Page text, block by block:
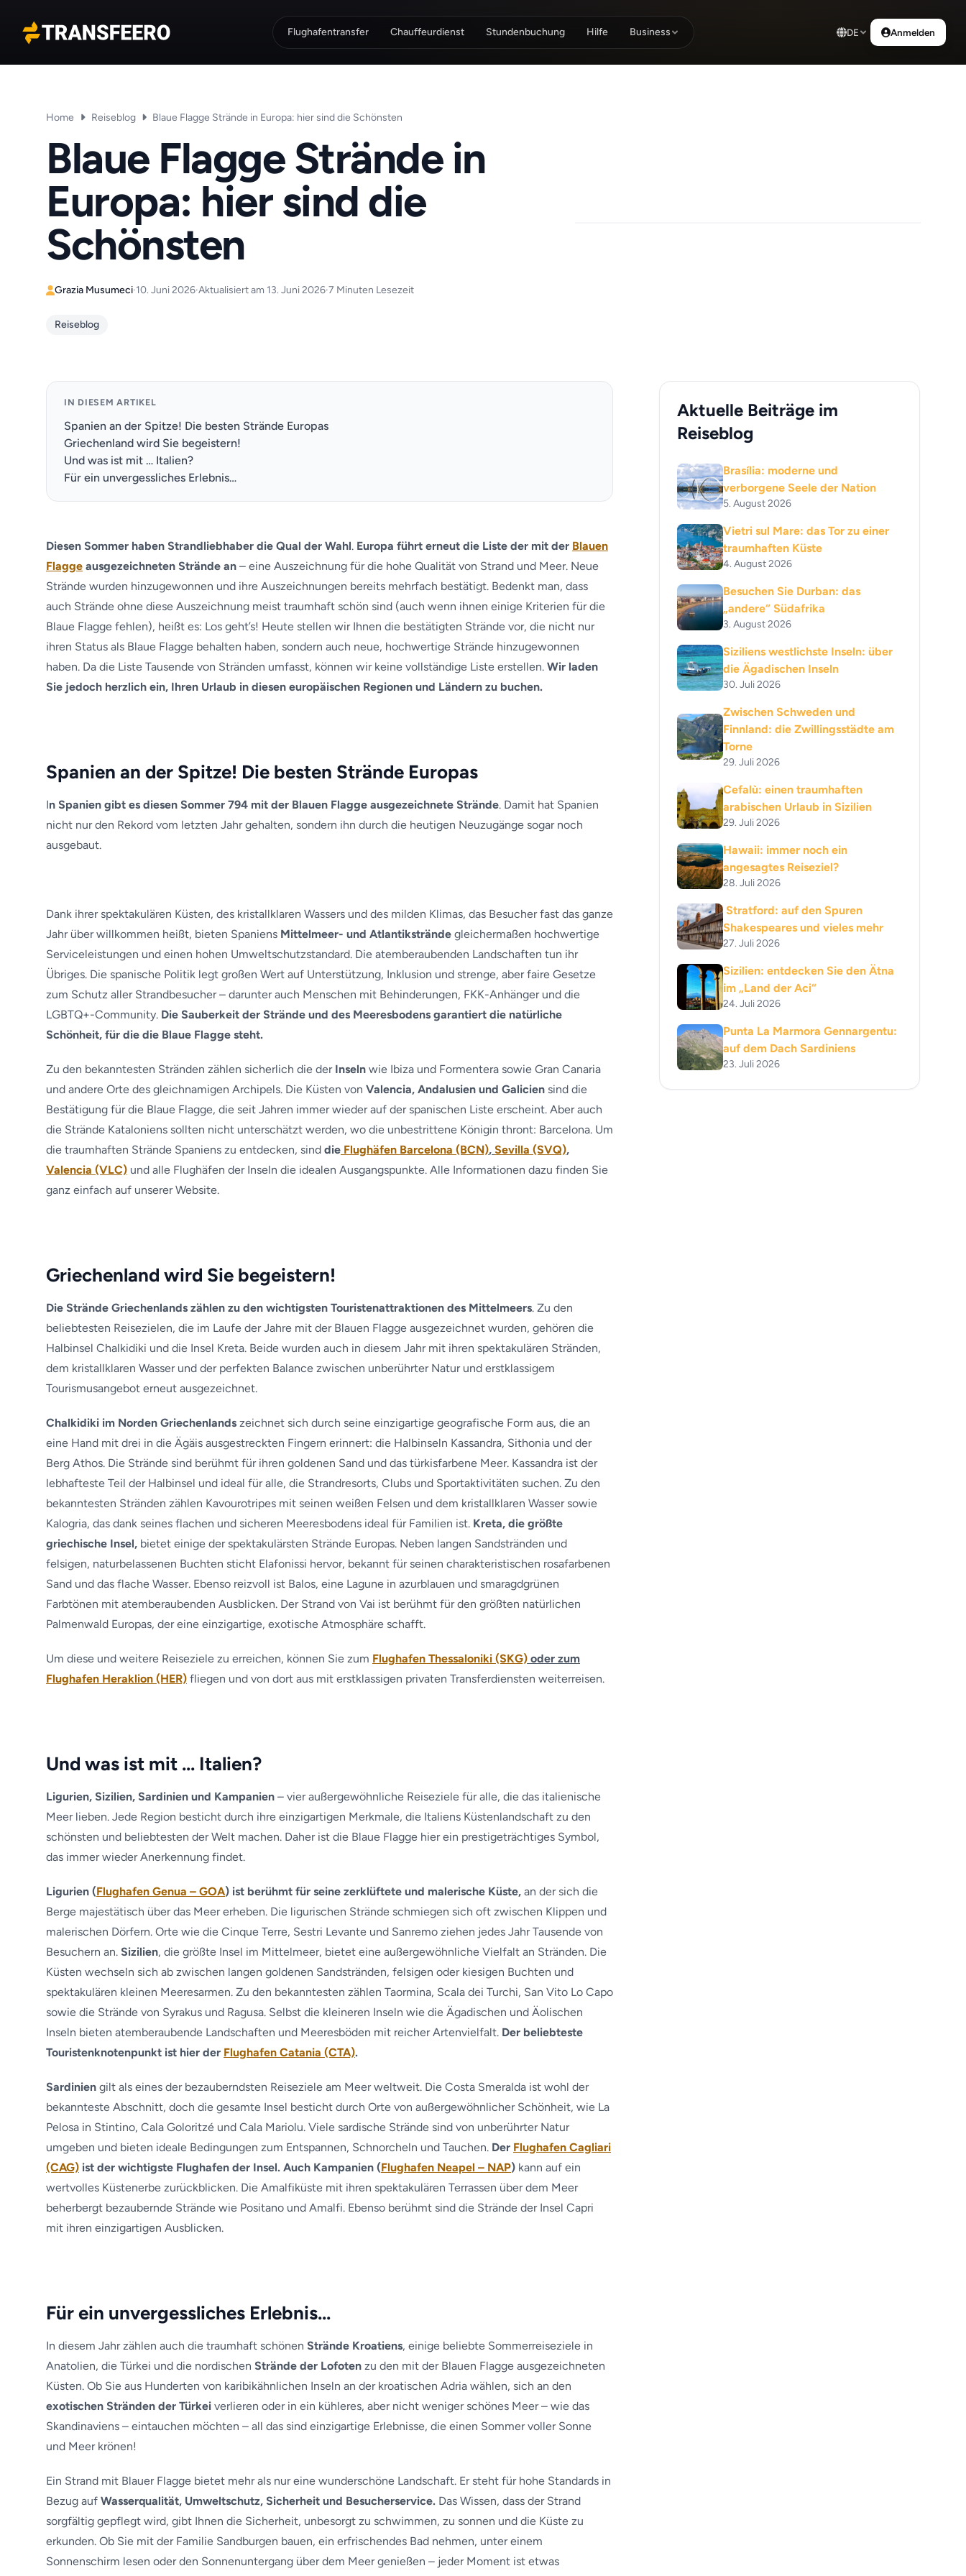
Transfeero
Flughafentransfer Chauffeurdienst Stundenbuchung Hilfe Business DE Anmelden
Home Reiseblog Blaue Flagge Strände in Europa: hier sind die Schönsten
Blaue Flagge Strände in
Europa: hier sind die
Schönsten
Grazia Musumeci·10. Juni 2026·Aktualisiert am 13. Juni 2026·7 Minuten Lesezeit
Reiseblog
IN DIESEM ARTIKEL
Spanien an der Spitze! Die besten Strände Europas
Griechenland wird Sie begeistern!
Und was ist mit … Italien?
Für ein unvergessliches Erlebnis…
Diesen Sommer haben Strandliebhaber die Qual der Wahl. Europa führt erneut die Liste der mit der Blauen
Flagge ausgezeichneten Strände an – eine Auszeichnung für die hohe Qualität von Strand und Meer. Neue
Strände wurden hinzugewonnen und ihre Auszeichnungen bereits mehrfach bestätigt. Bedenkt man, dass
auch Strände ohne diese Auszeichnung meist traumhaft schön sind (auch wenn ihnen einige Kriterien für die
Blaue Flagge fehlen), heißt es: Los geht’s! Heute stellen wir Ihnen die bestätigten Strände vor, die nicht nur
ihren Status als Blaue Flagge behalten haben, sondern auch neue, hochwertige Strände hinzugewonnen
haben. Da die Liste Tausende von Stränden umfasst, können wir keine vollständige Liste erstellen. Wir laden
Sie jedoch herzlich ein, Ihren Urlaub in diesen europäischen Regionen und Ländern zu buchen.
Spanien an der Spitze! Die besten Strände Europas
In Spanien gibt es diesen Sommer 794 mit der Blauen Flagge ausgezeichnete Strände. Damit hat Spanien
nicht nur den Rekord vom letzten Jahr gehalten, sondern ihn durch die heutigen Neuzugänge sogar noch
ausgebaut.
Dank ihrer spektakulären Küsten, des kristallklaren Wassers und des milden Klimas, das Besucher fast das ganze
Jahr über willkommen heißt, bieten Spaniens Mittelmeer- und Atlantikstrände gleichermaßen hochwertige
Serviceleistungen und einen hohen Umweltschutzstandard. Die atemberaubenden Landschaften tun ihr
Übriges. Die spanische Politik legt großen Wert auf Unterstützung, Inklusion und strenge, aber faire Gesetze
zum Schutz aller Strandbesucher – darunter auch Menschen mit Behinderungen, FKK-Anhänger und die
LGBTQ+-Community. Die Sauberkeit der Strände und des Meeresbodens garantiert die natürliche
Schönheit, für die die Blaue Flagge steht.
Zu den bekanntesten Stränden zählen sicherlich die der Inseln wie Ibiza und Formentera sowie Gran Canaria
und andere Orte des gleichnamigen Archipels. Die Küsten von Valencia, Andalusien und Galicien sind die
Bestätigung für die Blaue Flagge, die seit Jahren immer wieder auf der spanischen Liste erscheint. Aber auch
die Strände Kataloniens sollten nicht unterschätzt werden, wo die unbestrittene Königin thront: Barcelona. Um
die traumhaften Strände Spaniens zu entdecken, sind die Flughäfen Barcelona (BCN), Sevilla (SVQ),
Valencia (VLC) und alle Flughäfen der Inseln die idealen Ausgangspunkte. Alle Informationen dazu finden Sie
ganz einfach auf unserer Website.
Griechenland wird Sie begeistern!
Die Strände Griechenlands zählen zu den wichtigsten Touristenattraktionen des Mittelmeers. Zu den
beliebtesten Reisezielen, die im Laufe der Jahre mit der Blauen Flagge ausgezeichnet wurden, gehören die
Halbinsel Chalkidiki und die Insel Kreta. Beide wurden auch in diesem Jahr mit ihren spektakulären Stränden,
dem kristallklaren Wasser und der perfekten Balance zwischen unberührter Natur und erstklassigem
Tourismusangebot erneut ausgezeichnet.
Chalkidiki im Norden Griechenlands zeichnet sich durch seine einzigartige geografische Form aus, die an
eine Hand mit drei in die Ägäis ausgestreckten Fingern erinnert: die Halbinseln Kassandra, Sithonia und der
Berg Athos. Die Strände sind berühmt für ihren goldenen Sand und das türkisfarbene Meer. Kassandra ist der
lebhafteste Teil der Halbinsel und ideal für alle, die Strandresorts, Clubs und Sportaktivitäten suchen. Zu den
bekanntesten Stränden zählen Kavourotripes mit seinen weißen Felsen und dem kristallklaren Wasser sowie
Kalogria, das dank seines flachen und sicheren Meeresbodens ideal für Familien ist. Kreta, die größte
griechische Insel, bietet einige der spektakulärsten Strände Europas. Neben langen Sandstränden und
felsigen, naturbelassenen Buchten sticht Elafonissi hervor, bekannt für seinen charakteristischen rosafarbenen
Sand und das flache Wasser. Ebenso reizvoll ist Balos, eine Lagune in azurblauen und smaragdgrünen
Farbtönen mit atemberaubenden Ausblicken. Der Strand von Vai ist berühmt für den größten natürlichen
Palmenwald Europas, der eine einzigartige, exotische Atmosphäre schafft.
Um diese und weitere Reiseziele zu erreichen, können Sie zum Flughafen Thessaloniki (SKG) oder zum
Flughafen Heraklion (HER) fliegen und von dort aus mit erstklassigen privaten Transferdiensten weiterreisen.
Und was ist mit … Italien?
Ligurien, Sizilien, Sardinien und Kampanien – vier außergewöhnliche Reiseziele für alle, die das italienische
Meer lieben. Jede Region besticht durch ihre einzigartigen Merkmale, die Italiens Küstenlandschaft zu den
schönsten und beliebtesten der Welt machen. Daher ist die Blaue Flagge hier ein prestigeträchtiges Symbol,
das immer wieder Anerkennung findet.
Ligurien (Flughafen Genua – GOA) ist berühmt für seine zerklüftete und malerische Küste, an der sich die
Berge majestätisch über das Meer erheben. Die ligurischen Strände schmiegen sich oft zwischen Klippen und
malerischen Dörfern. Orte wie die Cinque Terre, Sestri Levante und Sanremo ziehen jedes Jahr Tausende von
Besuchern an. Sizilien, die größte Insel im Mittelmeer, bietet eine außergewöhnliche Vielfalt an Stränden. Die
Küsten wechseln sich ab zwischen langen goldenen Sandstränden, felsigen oder kiesigen Buchten und
spektakulären kleinen Meeresarmen. Zu den bekanntesten zählen Taormina, Scala dei Turchi, San Vito Lo Capo
sowie die Strände von Syrakus und Ragusa. Selbst die kleineren Inseln wie die Ägadischen und Äolischen
Inseln bieten atemberaubende Landschaften und Meeresböden mit reicher Artenvielfalt. Der beliebteste
Touristenknotenpunkt ist hier der Flughafen Catania (CTA).
Sardinien gilt als eines der bezauberndsten Reiseziele am Meer weltweit. Die Costa Smeralda ist wohl der
bekannteste Abschnitt, doch die gesamte Insel besticht durch Orte von außergewöhnlicher Schönheit, wie La
Pelosa in Stintino, Cala Goloritzé und Cala Mariolu. Viele sardische Strände sind von unberührter Natur
umgeben und bieten ideale Bedingungen zum Entspannen, Schnorcheln und Tauchen. Der Flughafen Cagliari
(CAG) ist der wichtigste Flughafen der Insel. Auch Kampanien (Flughafen Neapel – NAP) kann auf ein
wertvolles Küstenerbe zurückblicken. Die Amalfiküste mit ihren spektakulären Terrassen über dem Meer
beherbergt bezaubernde Strände wie Positano und Amalfi. Ebenso berühmt sind die Strände der Insel Capri
mit ihren einzigartigen Ausblicken.
Für ein unvergessliches Erlebnis…
In diesem Jahr zählen auch die traumhaft schönen Strände Kroatiens, einige beliebte Sommerreiseziele in
Anatolien, die Türkei und die nordischen Strände der Lofoten zu den mit der Blauen Flagge ausgezeichneten
Küsten. Ob Sie aus Hunderten von karibikähnlichen Inseln an der kroatischen Adria wählen, sich an den
exotischen Stränden der Türkei verlieren oder in ein kühleres, aber nicht weniger schönes Meer – wie das
Skandinaviens – eintauchen möchten – all das sind einzigartige Erlebnisse, die einen Sommer voller Sonne
und Meer krönen!
Ein Strand mit Blauer Flagge bietet mehr als nur eine wunderschöne Landschaft. Er steht für hohe Standards in
Bezug auf Wasserqualität, Umweltschutz, Sicherheit und Besucherservice. Das Wissen, dass der Strand
sorgfältig gepflegt wird, gibt Ihnen die Sicherheit, unbesorgt zu schwimmen, zu sonnen und die Küste zu
erkunden. Ob Sie mit der Familie Sandburgen bauen, ein erfrischendes Bad nehmen, unter einem
Sonnenschirm lesen oder den Sonnenuntergang über dem Meer genießen – jeder Moment ist etwas
Aktuelle Beiträge im
Reiseblog
Brasília: moderne und
verborgene Seele der Nation
5. August 2026
Vietri sul Mare: das Tor zu einer
traumhaften Küste
4. August 2026
Besuchen Sie Durban: das
„andere“ Südafrika
3. August 2026
Siziliens westlichste Inseln: über
die Ägadischen Inseln
30. Juli 2026
Zwischen Schweden und
Finnland: die Zwillingsstädte am
Torne
29. Juli 2026
Cefalù: einen traumhaften
arabischen Urlaub in Sizilien
29. Juli 2026
Hawaii: immer noch ein
angesagtes Reiseziel?
28. Juli 2026
Stratford: auf den Spuren
Shakespeares und vieles mehr
27. Juli 2026
Sizilien: entdecken Sie den Ätna
im „Land der Aci“
24. Juli 2026
Punta La Marmora Gennargentu:
auf dem Dach Sardiniens
23. Juli 2026